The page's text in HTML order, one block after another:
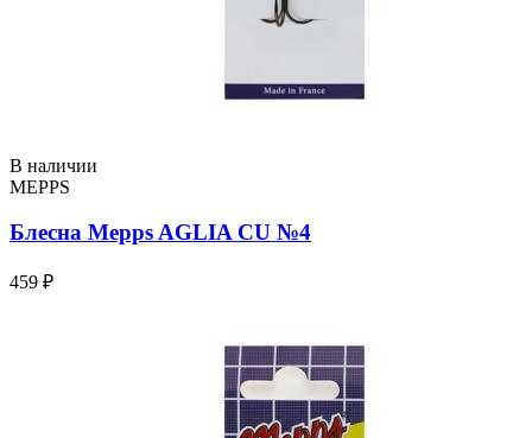
В наличии
MEPPS
Блесна Mepps AGLIA CU №4
459 ₽